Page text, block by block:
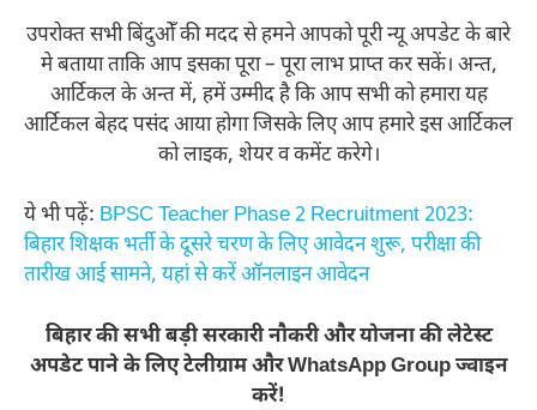
उपरोक्त सभी बिंदुओँ की मदद से हमने आपको पूरी न्यू अपडेट के बारे
मे बताया ताकि आप इसका पूरा – पूरा लाभ प्राप्त कर सकें। अन्त,
आर्टिकल के अन्त में, हमें उम्मीद है कि आप सभी को हमारा यह
आर्टिकल बेहद पसंद आया होगा जिसके लिए आप हमारे इस आर्टिकल
को लाइक, शेयर व कमेंट करेगे।
ये भी पढ़ें: BPSC Teacher Phase 2 Recruitment 2023:
बिहार शिक्षक भर्ती के दूसरे चरण के लिए आवेदन शुरू, परीक्षा की
तारीख आई सामने, यहां से करें ऑनलाइन आवेदन
बिहार की सभी बड़ी सरकारी नौकरी और योजना की लेटेस्ट
अपडेट पाने के लिए टेलीग्राम और WhatsApp Group ज्वाइन
करें!